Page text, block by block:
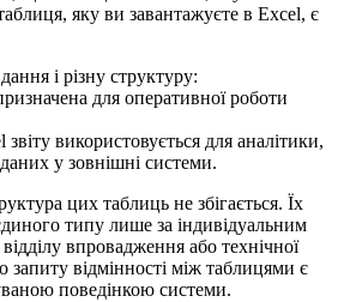
яку ви завантажуєте в Excel, є
і різну структуру:
для оперативної роботи
використовується для аналітики,
даних у зовнішні системи.
цих таблиць не збігається. Їх
типу лише за індивідуальним
впровадження або технічної
запиту відмінності між таблицями є
поведінкою системи.